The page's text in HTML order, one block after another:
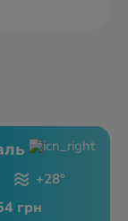
+28°
грн